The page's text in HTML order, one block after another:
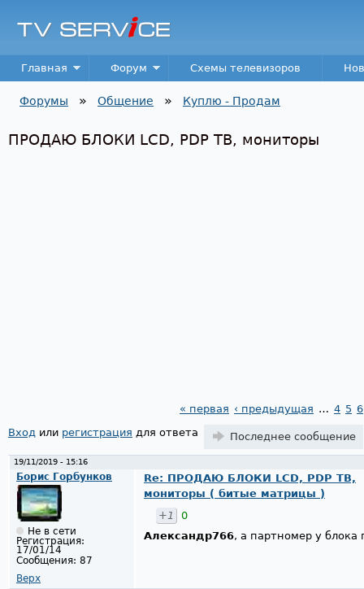
TV
Service
Main menu
Главная Форум Схемы телевизоров
Форумы » Общение » Куплю - Продам
ПРОДАЮ БЛОКИ LCD, PDP ТВ, мониторы
Страницы
« первая ‹ предыдущая … 4 5 6
Вход или регистрация для ответа Последнее сообщение
19/11/2019 - 15:16
Борис Горбунков
Не в сети
Регистрация:
17/01/14
Сообщения: 87
Верх
Re: ПРОДАЮ БЛОКИ LCD, PDP ТВ,
мониторы ( битые матрицы )
+1
0
Александр766, а партномер у блока